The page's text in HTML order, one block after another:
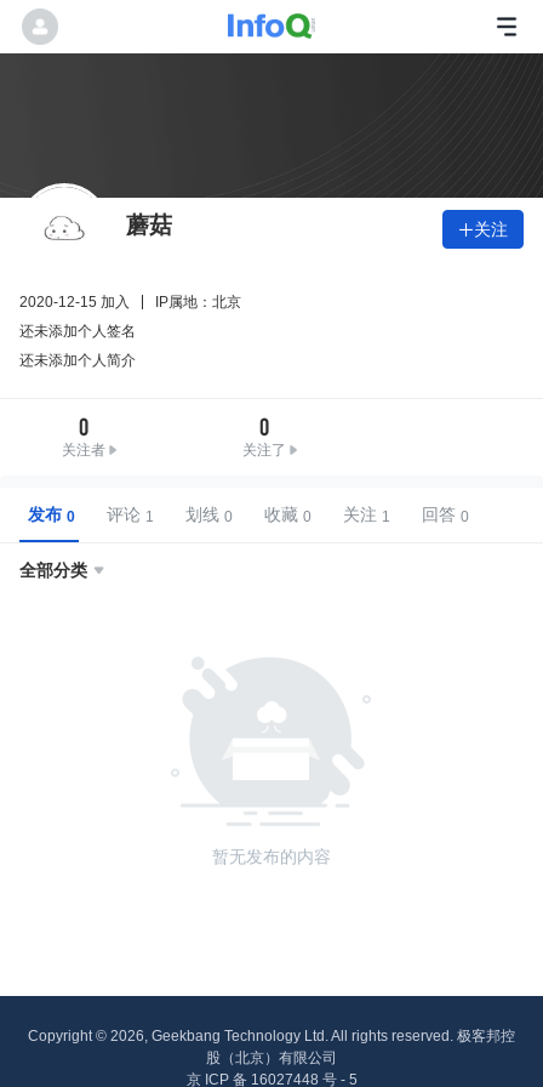
蘑菇 关注
2020-12-15 加入
IP属地：北京
还未添加个人签名
还未添加个人简介
0
关注者
0
关注了
发布 评论 划线 收藏 关注 回答
全部分类 
暂无发布的内容
Copyright © 2026, Geekbang Technology Ltd. All rights reserved. 极客邦控
股（北京）有限公司
京 ICP 备 16027448 号 - 5